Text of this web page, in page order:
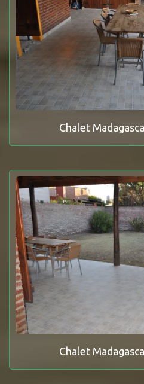
Chalet
Chalet